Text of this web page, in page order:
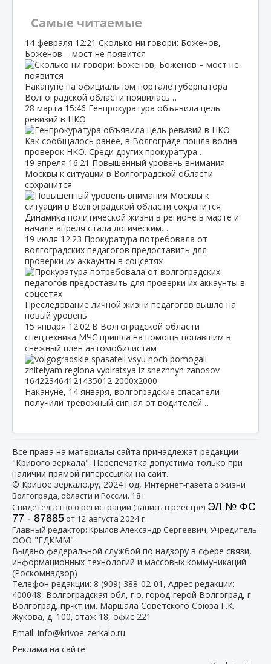
Самые читаемые
14 февраля 12:21 Сколько ни говори: Боженов,
Боженов – мост не появится
Накануне на официальном портале губернатора
Волгоградской области появилась…
28 марта 15:46 Генпрокуратура объявила цель
ревизий в НКО
Как сообщалось ранее, в Волгограде пошла волна
проверок НКО. Среди других прокуратура…
19 апреля 16:21 Повышенный уровень внимания
Москвы к ситуации в Волгоградской области
сохранится
Динамика политической жизни в регионе в марте и
начале апреля стала логическим…
19 июля 12:23 Прокуратура потребовала от
волгоградских педагогов предоставить для
проверки их аккаунты в соцсетях
Преследование личной жизни педагогов вышло на
новый уровень.
15 января 12:02 В Волгоградской области
спецтехника МЧС пришла на помощь попавшим в
снежный плен автомобилистам
Накануне, 14 января, волгоградские спасатели
получили тревожный сигнал от водителей…
Все права на материалы сайта принадлежат редакции
"Кривого зеркала". Перепечатка допустима только при
наличии прямой гиперссылки на сайт.
© Кривое зеркало.ру, 2024 год, Интернет-газета о жизни
Волгограда, области и России. 18+
Свидетельство о регистрации (запись в реестре) ЭЛ № ФС
77 - 87885от 12 августа 2024 г.
Главный редактор: Крылов Александр Сергеевич, Учредитель:
ООО "ЕДКММ"
Выдано федеральной службой по надзору в сфере связи,
информационных технологий и массовых коммуникаций
(Роскомнадзор)
Телефон редакции: 8 (909) 388-02-01 , Адрес редакции:
400048, Волгоградская обл, г.о. город-герой Волгоград, г
Волгоград, пр-кт им. Маршала Советского Союза Г.К.
Жукова, д. 100, этаж 18, офис 221
Email: info@krivoe-zerkalo.ru
Реклама на сайте